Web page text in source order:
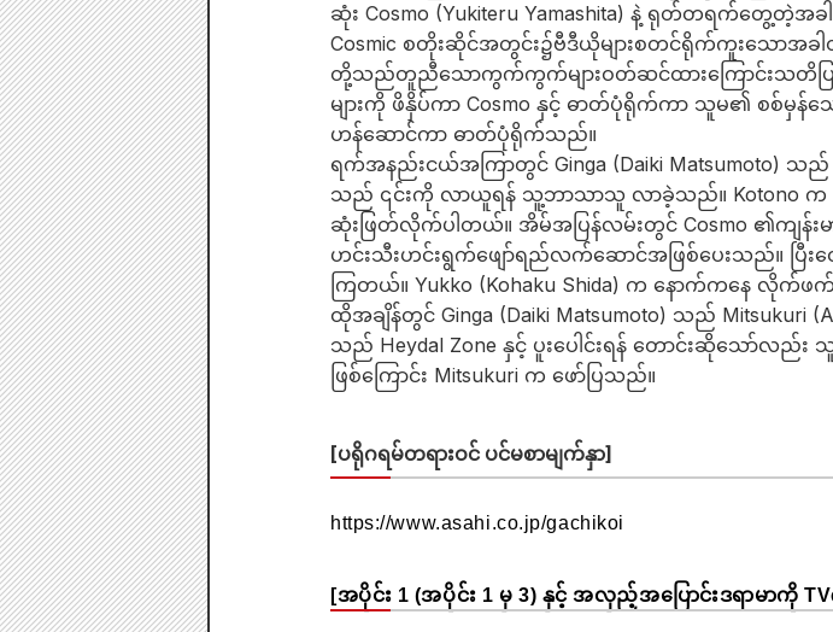
ဆုံး Cosmo (Yukiteru Yamashita) နဲ့ ရုတ်တရက်တွေ့တဲ့အ
Cosmic စတိုးဆိုင်အတွင်း၌ဗီဒီယိုများစတင်ရိုက်ကူးသောအခါတွ
တို့သည်တူညီသောကွက်ကွက်များဝတ်ဆင်ထားကြောင်းသတိပြု
များကို ဖိနှိပ်ကာ Cosmo နှင့် ဓာတ်ပုံရိုက်ကာ သူမ၏ စစ်မှန်သ
ဟန်ဆောင်ကာ ဓာတ်ပုံရိုက်သည်။
ရက်အနည်းငယ်အကြာတွင် Ginga (Daiki Matsumoto) သည်
သည် ၎င်းကို လာယူရန် သူ့ဘာသာသူ လာခဲ့သည်။ Kotono က
ဆုံးဖြတ်လိုက်ပါတယ်။ အိမ်အပြန်လမ်းတွင် Cosmo ၏ကျန်
ဟင်းသီးဟင်းရွက်ဖျော်ရည်လက်ဆောင်အဖြစ်ပေးသည်။
ကြတယ်။ Yukko (Kohaku Shida) က နောက်ကနေ လိုက်
ထိုအချိန်တွင် Ginga (Daiki Matsumoto) သည်
သည် Heydal Zone နှင့် ပူးပေါင်းရန် တောင်းဆိုသော်လ
ဖြစ်ကြောင်း Mitsukuri က ဖော်ပြသည်။
[ပရိုဂရမ်တရားဝင် ပင်မစာမျက်နှာ]
https://www.asahi.co.jp/gachikoi
[အပိုင်း 1 (အပိုင်း 1 မှ 3) နှင့် အလှည့်အပြောင်းဒရာမာကို